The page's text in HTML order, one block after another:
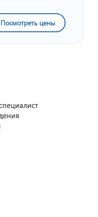
Посмотреть цены